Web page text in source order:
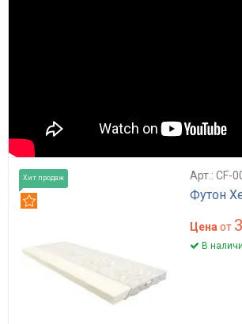
Хит продаж Арт.: CF-
Футон
Цена от
В